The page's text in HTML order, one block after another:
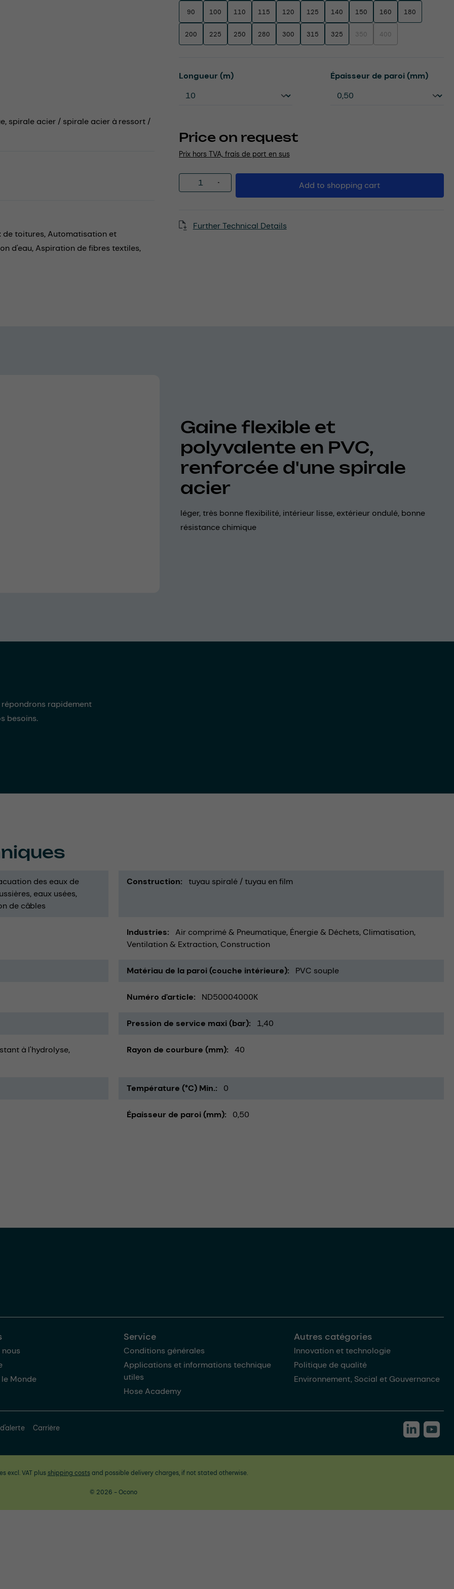
Price on request
Prix hors TVA, frais de port en sus
90 100 110 115 120 125 140 150 160 180
200 225 250 280 300 315 325 350(This option is currently unavailable.)
400(This option is currently
Select
Longueur (m) Select
Épaisseur de paroi (mm)
Product Quantity: Enter the desired amount
Add to shopping cart
Further Technical Details
spirale acier / spirale acier à ressort /
de toitures,Automatisation et
d'eau,Aspiration de fibres textiles,
Gaine flexible et
polyvalente en PVC,
renforcée d'une spirale
acier
léger, très bonne flexibilité, intérieur lisse, extérieur ondulé, bonne
résistance chimique
rapidement
besoins.
des eaux de
eaux usées
de câbles
Construction tuyau spiralé / tuyau en film
Industries Air comprimé & Pneumatique Énergie & Déchets Climatisation,
Ventilation & Extraction Construction
Matériau de la paroi (couche intérieure) PVC souple
Numéro d'article ND50004000K
Pression de service maxi (bar) 1,40
à l'hydrolyse
Rayon de courbure (mm) 40
Température (°C) Min. 0
Épaisseur de paroi (mm) 0,50
Monde
Service
Conditions générales
Applications et informations technique
utiles
Hose Academy
Autres catégories
Innovation et technologie
Politique de qualité
Environnement, Social et Gouvernance
Carrière
excl. VAT plus shipping costsand possible delivery charges, if not stated otherwise.
© 2026 - Ocono